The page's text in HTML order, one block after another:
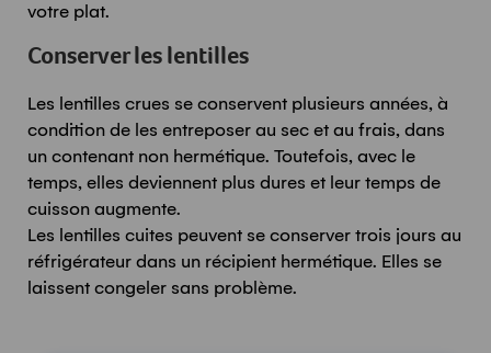
votre plat.
Conserver les lentilles
Les lentilles crues se conservent plusieurs années, à
condition de les entreposer au sec et au frais, dans
un contenant non hermétique. Toutefois, avec le
temps, elles deviennent plus dures et leur temps de
cuisson augmente.
Les lentilles cuites peuvent se conserver trois jours au
réfrigérateur dans un récipient hermétique. Elles se
laissent congeler sans problème.